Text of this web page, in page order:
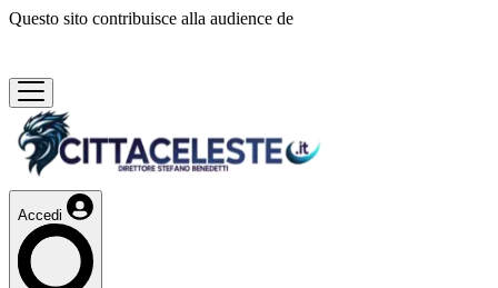
Questo sito contribuisce alla audience de
Accedi